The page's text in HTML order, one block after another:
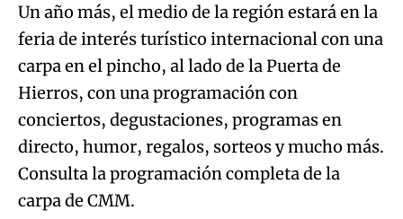
Un año más, el medio de la región estará en la
feria de interés turístico internacional con una
carpa en el pincho, al lado de la Puerta de
Hierros, con una programación con
conciertos, degustaciones, programas en
directo, humor, regalos, sorteos y mucho más.
Consulta la programación completa de la
carpa de CMM.